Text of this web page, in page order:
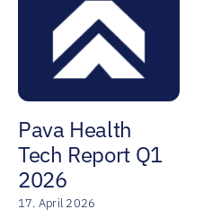
Pava Health
Tech Report Q1
2026
17. April 2026